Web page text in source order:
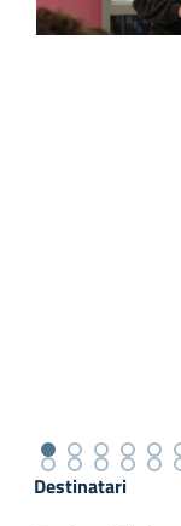
Destinatari